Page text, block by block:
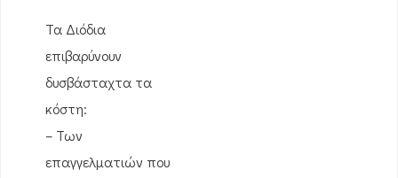
Τα Διόδια
επιβαρύνουν
δυσβάσταχτα τα
κόστη:
– Των
επαγγελματιών που